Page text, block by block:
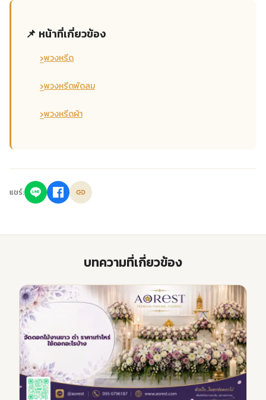
📌 หน้าที่เกี่ยวข้อง
›พวงหรีด
›พวงหรีดพัดลม
›พวงหรีดผ้า
แชร์:
บทความที่เกี่ยวข้อง